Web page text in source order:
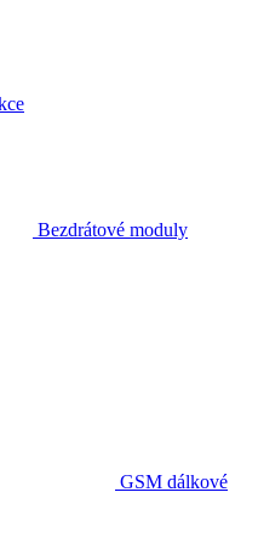
Bezdrátové moduly
GSM dálkové